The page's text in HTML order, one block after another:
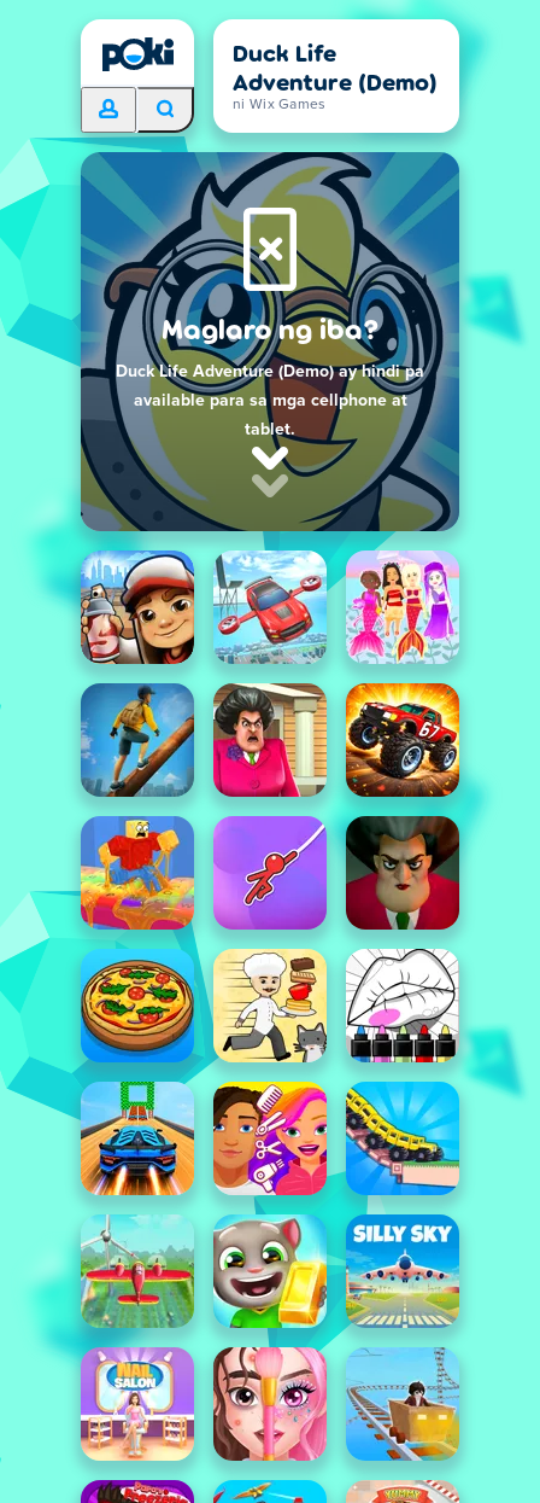
Duck Life
Adventure (Demo)
ni Wix Games
Maglaro ng iba?
Duck Life Adventure (Demo) ay hindi pa
available para sa mga cellphone at
tablet.